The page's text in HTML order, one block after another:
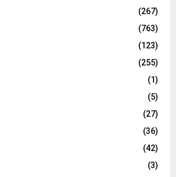
(267)
(763)
(123)
(255)
(1)
(5)
(27)
(36)
(42)
(3)